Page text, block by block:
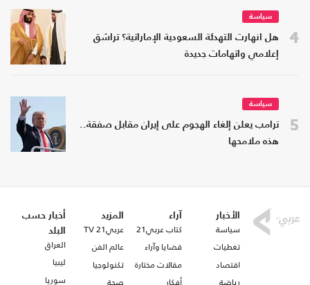
4
سياسة
هل انهارت التهدئة السعودية الإماراتية؟ تراشق
إعلامي واتهامات جديدة
5
سياسة
ترامب يعلن إلغاء الهجوم على إيران مقابل صفقة..
هذه ملامحها
الأخبار
سياسة
تغطيات
اقتصاد
آراء
كتاب عربي21
قضايا وآراء
مقالات مختارة
المزيد
عربي21 TV
عالم الفن
تكنولوجيا
أخبار حسب
البلد
العراق
ليبيا
سوريا